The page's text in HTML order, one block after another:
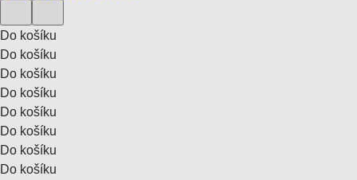
Do košíku
Do košíku
Do košíku
Do košíku
Do košíku
Do košíku
Do košíku
Do košíku